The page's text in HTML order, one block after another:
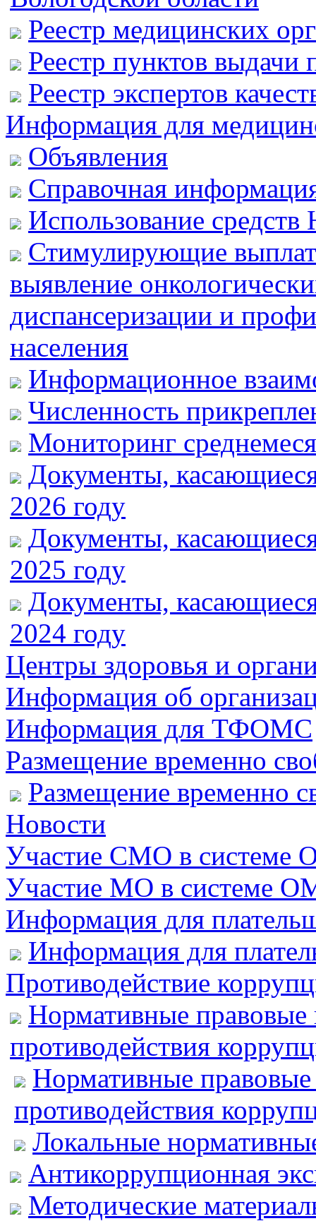
Реестр медицинских
Реестр пунктов выдачи
Реестр экспертов
Информация для
Объявления
Справочная
Использование
Стимулирующие
выявление
диспансеризации и
населения
Информационное
Численность
Мониторинг
Документы,
2026 году
Документы,
2025 году
Документы,
2024 году
Центры здоровья и
Информация об
Информация для ТФОМС
Размещение временно
Размещение временно
Новости
Участие СМО в системе
Участие МО в системе
Информация для
Информация для
Противодействие
Нормативные
противодействия
Нормативные
противодействия
Локальные
Антикоррупционная
Методические